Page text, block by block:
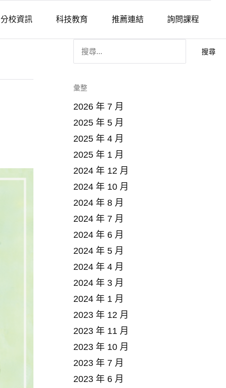
分校資訊 科技教育 推薦連結 詢問課程
鍵
彙整
2026 年 7 月
2025 年 5 月
2025 年 4 月
2025 年 1 月
2024 年 12 月
2024 年 10 月
2024 年 8 月
2024 年 7 月
2024 年 6 月
2024 年 5 月
2024 年 4 月
2024 年 3 月
2024 年 1 月
2023 年 12 月
2023 年 11 月
2023 年 10 月
2023 年 7 月
2023 年 6 月